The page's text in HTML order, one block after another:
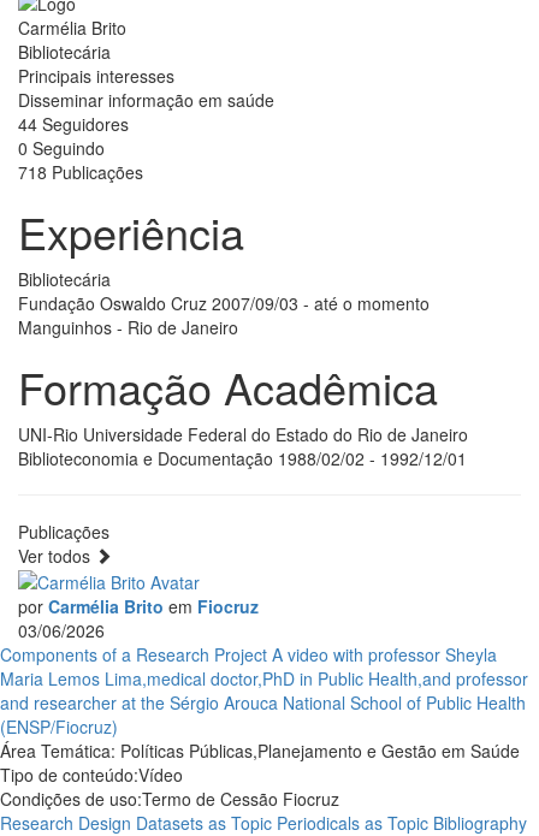
Carmélia Brito
Bibliotecária
Principais interesses
Disseminar informação em saúde
44 Seguidores
0 Seguindo
718 Publicações
Experiência
Bibliotecária
Fundação Oswaldo Cruz 2007/09/03 - até o momento
Manguinhos - Rio de Janeiro
Formação Acadêmica
UNI-Rio Universidade Federal do Estado do Rio de Janeiro
Biblioteconomia e Documentação 1988/02/02 - 1992/12/01
Publicações
Ver todos
por Carmélia Brito em Fiocruz
03/06/2026
Components of a Research Project A video with professor Sheyla
Maria Lemos Lima,medical doctor,PhD in Public Health,and professor
and researcher at the Sérgio Arouca National School of Public Health
(ENSP/Fiocruz)
Área Temática: Políticas Públicas,Planejamento e Gestão em Saúde
Tipo de conteúdo:Vídeo
Condições de uso:Termo de Cessão Fiocruz
Research Design Datasets as Topic Periodicals as Topic Bibliography